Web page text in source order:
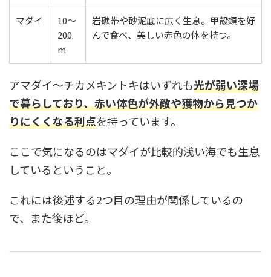
マダイ
10〜
200
m
岩礁帯や砂泥底に広く生息。甲殻類を好
んで食べ、美しい赤色の体を持つ。
アマダイ～チカメキントキはいずれも光が弱い深場
で暮らしており、赤い体色が外敵や獲物から見つか
りにくくなる利点を持っています。
ここで気になるのはマダイが比較的浅い海でも生息
しているということ。
これには後述する2つ目の理由が関係しているの
で、また後ほど。